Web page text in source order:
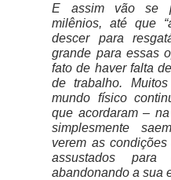
E assim vão se
milênios, até que
descer para
grande para essas
fato de haver falta
de trabalho.
mundo físico
que acordaram –
simplesmente
verem as condições
assustados
abandonando a sua